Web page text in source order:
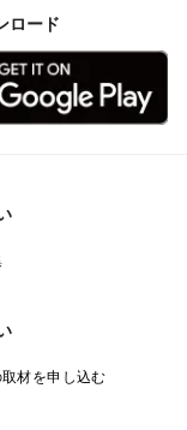
ロード
材を申し込む